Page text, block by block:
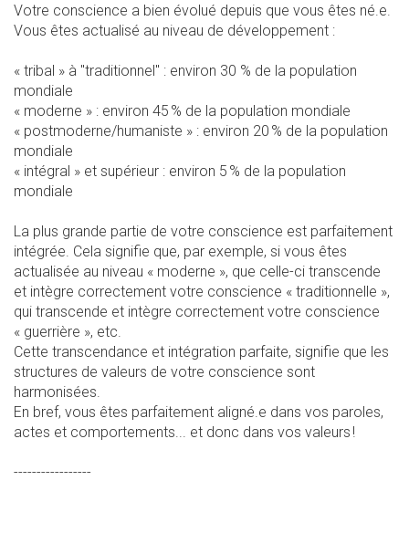
Votre conscience a bien évolué depuis que vous êtes né.e.
Vous êtes actualisé au niveau de développement :
« tribal » à "traditionnel" : environ 30 % de la population
mondiale
« moderne » : environ 45 % de la population mondiale
« postmoderne/humaniste » : environ 20 % de la population
mondiale
« intégral » et supérieur : environ 5 % de la population
mondiale
La plus grande partie de votre conscience est parfaitement
intégrée. Cela signifie que, par exemple, si vous êtes
actualisée au niveau « moderne », que celle-ci transcende
et intègre correctement votre conscience « traditionnelle »,
qui transcende et intègre correctement votre conscience
« guerrière », etc.
Cette transcendance et intégration parfaite, signifie que les
structures de valeurs de votre conscience sont
harmonisées.
En bref, vous êtes parfaitement aligné.e dans vos paroles,
actes et comportements... et donc dans vos valeurs !
-----------------